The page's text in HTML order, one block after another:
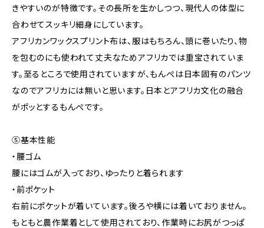
きやすいのが特徴です。その長所を生かしつつ、現代人の体型に
合わせてスッキリ細身にしています。
アフリカンワックスプリント布は、服はもちろん、頭に巻いたり、物
を包むのにも使われて丈夫なためアフリカでは重宝されていま
す。至るところで使用されていますが、もんぺは日本固有のパンツ
なのでアフリカには無いと思います。日本とアフリカ文化の融合
がポッとするもんぺです。
⑤基本性能
・腰ゴム
腰にはゴムが入っており、ゆったりと着られます
・前ポケット
右前にポケットが着いています。後ろや横には着いておりません。
もともと農作業着として使用されており、作業時にお尻がつっぱ